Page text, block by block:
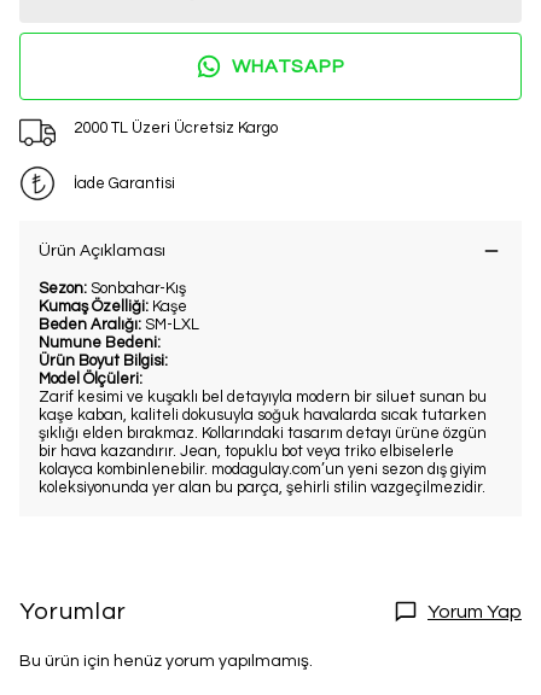
WHATSAPP
2000 TL Üzeri Ücretsiz Kargo
İade Garantisi
Ürün Açıklaması
Sezon: Sonbahar-Kış
Kumaş Özelliği: Kaşe
Beden Aralığı: SM-LXL
Numune Bedeni:
Ürün Boyut Bilgisi:
Model Ölçüleri:
Zarif kesimi ve kuşaklı bel detayıyla modern bir siluet sunan bu
kaşe kaban, kaliteli dokusuyla soğuk havalarda sıcak tutarken
şıklığı elden bırakmaz. Kollarındaki tasarım detayı ürüne özgün
bir hava kazandırır. Jean, topuklu bot veya triko elbiselerle
kolayca kombinlenebilir. modagulay.com’un yeni sezon dış giyim
koleksiyonunda yer alan bu parça, şehirli stilin vazgeçilmezidir.
Yorumlar Yorum Yap
Bu ürün için henüz yorum yapılmamış.
Bu ve benzeri fırsatları kaçırmamak
için kaydol.